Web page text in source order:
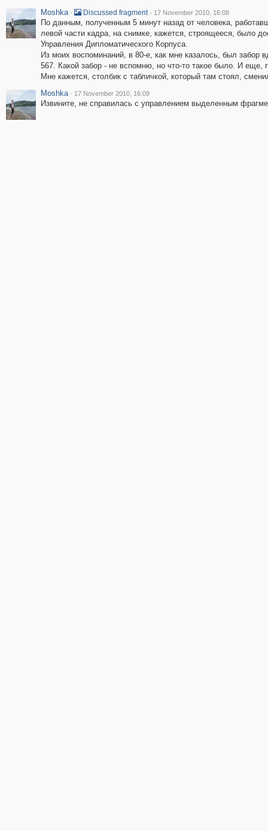
Moshka · Discussed fragment · 17 November 2010, 16:08
По данным, полученным 5 минут назад от человека,
левой части кадра, на снимке, кажется, строящееся, было
Управления Дипломатического Корпуса.
Из моих воспоминаний, в 80-е, как мне казалось, был забор
567. Какой забор - не вспомню, но что-то такое было. И еще,
Мне кажется, столбик с табличкой, который там стоял,
Moshka · 17 November 2010, 16:09
Извините, не справилась с управлением выделенным